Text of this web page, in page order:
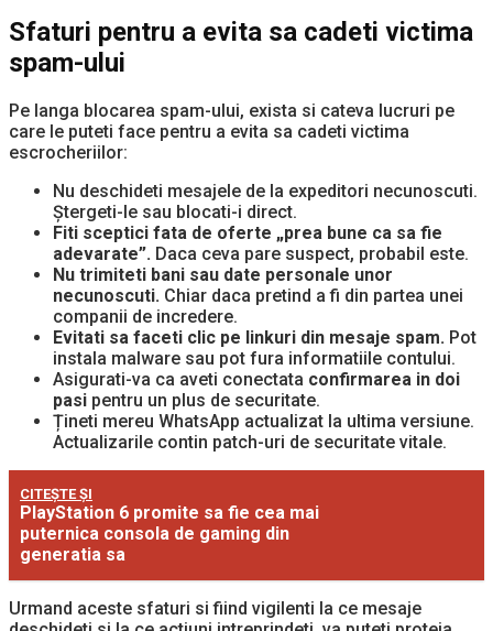
Sfaturi pentru a evita sa cadeti victima
spam-ului
Pe langa blocarea spam-ului, exista si cateva lucruri pe
care le puteti face pentru a evita sa cadeti victima
escrocheriilor:
Nu deschideti mesajele de la expeditori necunoscuti.
Ștergeti-le sau blocati-i direct.
Fiti sceptici fata de oferte „prea bune ca sa fie
adevarate”. Daca ceva pare suspect, probabil este.
Nu trimiteti bani sau date personale unor
necunoscuti. Chiar daca pretind a fi din partea unei
companii de incredere.
Evitati sa faceti clic pe linkuri din mesaje spam. Pot
instala malware sau pot fura informatiile contului.
Asigurati-va ca aveti conectata confirmarea in doi
pasi pentru un plus de securitate.
Țineti mereu WhatsApp actualizat la ultima versiune.
Actualizarile contin patch-uri de securitate vitale.
CITEȘTE ȘI
PlayStation 6 promite sa fie cea mai
puternica consola de gaming din
generatia sa
Urmand aceste sfaturi si fiind vigilenti la ce mesaje